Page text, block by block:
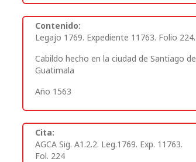
Contenido:
Legajo 1769. Expediente 11763. Folio 224.
Cabildo hecho en la ciudad de Santiago de
Guatimala
Año 1563
Cita:
AGCA Sig. A1.2.2. Leg.1769. Exp. 11763.
Fol. 224